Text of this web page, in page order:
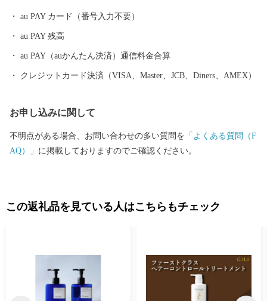
も多く催され、なかでも立山信仰の拠点、芦峅寺で3年に一度行わ
れる女人救済の儀式「布橋灌頂会」には日本中から多くの方が訪
au PAY カード（番号入力不要）
au PAY 残高
au PAY（auかんたん決済）通信料金合算
クレジットカード決済（VISA、Master、JCB、Diners、AMEX）
お申し込みに関して
不明点がある場合、お問い合わせの多い質問を 「よくある質問（F
AQ）」 に掲載しておりますのでご確認ください。
この返礼品を見ている人はこちらもチェック